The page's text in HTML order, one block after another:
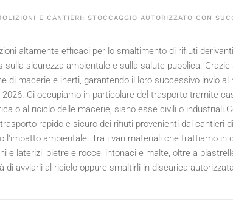
E CANTIERI: STOCCAGGIO AUTORIZZATO CON
altamente efficaci per lo smaltimento di rifiuti
sicurezza ambientale e sulla salute pubblica.
di macerie e inerti, garantendo il loro successivo invio
2026. Ci occupiamo in particolare del trasporto tramite
o al riciclo delle macerie, siano esse civili o
rapido e sicuro dei rifiuti provenienti dai cantieri
l'impatto ambientale. Tra i vari materiali che trattiamo
e laterizi, pietre e rocce, intonaci e malte, oltre a
di avviarli al riciclo oppure smaltirli in discarica